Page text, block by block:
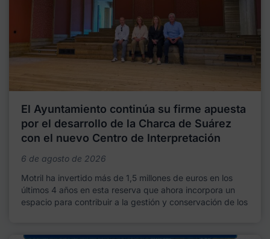
El Ayuntamiento continúa su firme apuesta
por el desarrollo de la Charca de Suárez
con el nuevo Centro de Interpretación
6 de agosto de 2026
Motril ha invertido más de 1,5 millones de euros en los
últimos 4 años en esta reserva que ahora incorpora un
espacio para contribuir a la gestión y conservación de los